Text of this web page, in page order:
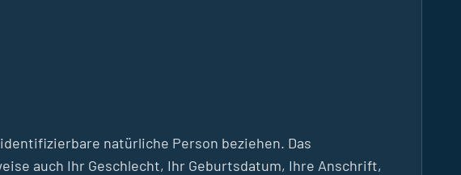
natürliche Person beziehen. Das
auch Ihr Geschlecht, Ihr Geburtsdatum, Ihre Anschrift,